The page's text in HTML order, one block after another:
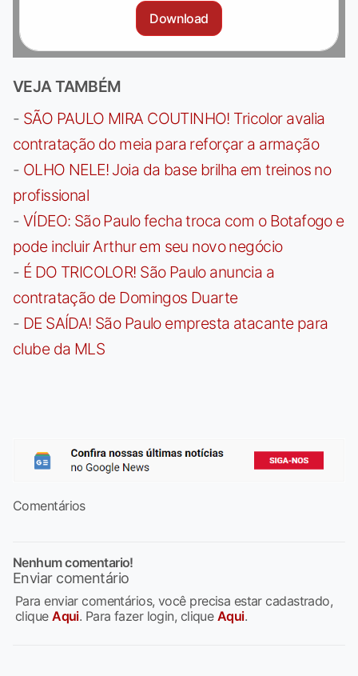
Download
VEJA TAMBÉM
- SÃO PAULO MIRA COUTINHO! Tricolor avalia
contratação do meia para reforçar a armação
- OLHO NELE! Joia da base brilha em treinos no
profissional
- VÍDEO: São Paulo fecha troca com o Botafogo e
pode incluir Arthur em seu novo negócio
- É DO TRICOLOR! São Paulo anuncia a
contratação de Domingos Duarte
- DE SAÍDA! São Paulo empresta atacante para
clube da MLS
Comentários
Nenhum comentario!
Enviar comentário
Para enviar comentários, você precisa estar cadastrado,
cliqueAqui. Para fazer login, clique Aqui.